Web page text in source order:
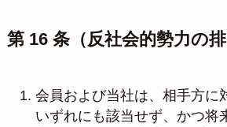
第 16 条（反社会的勢力の排
会員および当社は、相手方に
いずれにも該当せず、かつ将